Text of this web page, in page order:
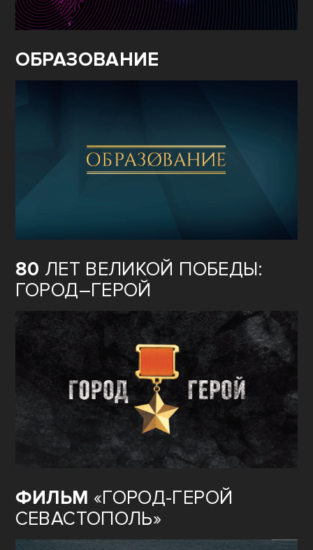
ОБРАЗОВАНИЕ
80 ЛЕТ ВЕЛИКОЙ ПОБЕДЫ:
ГОРОД–ГЕРОЙ
ФИЛЬМ «ГОРОД-ГЕРОЙ
СЕВАСТОПОЛЬ»